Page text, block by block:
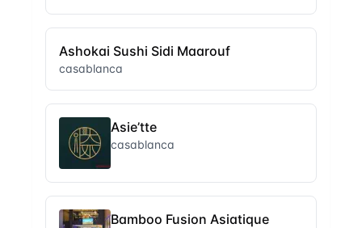
Ashokai Sushi Sidi Maarouf
casablanca
Asie’tte
casablanca
Bamboo Fusion Asiatique